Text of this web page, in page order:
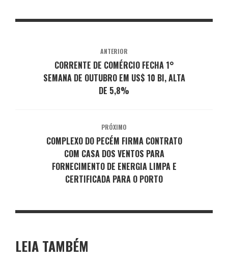
ANTERIOR
CORRENTE DE COMÉRCIO FECHA 1°
SEMANA DE OUTUBRO EM US$ 10 BI, ALTA
DE 5,8%
PRÓXIMO
COMPLEXO DO PECÉM FIRMA CONTRATO
COM CASA DOS VENTOS PARA
FORNECIMENTO DE ENERGIA LIMPA E
CERTIFICADA PARA O PORTO
LEIA TAMBÉM